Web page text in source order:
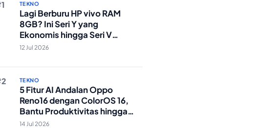
TEKNO
Lagi Berburu HP vivo RAM
8GB? Ini Seri Y yang
Ekonomis hingga Seri V
Berstandar Militer!
12 Jul 2026
TEKNO
5 Fitur AI Andalan Oppo
Reno16 dengan ColorOS 16,
Bantu Produktivitas hingga
Edit Foto Lebih Praktis
14 Jul 2026